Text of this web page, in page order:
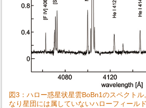
図3：ハロー惑星状星雲BoBn1のスペクト
なり星団には属していないハローフィール